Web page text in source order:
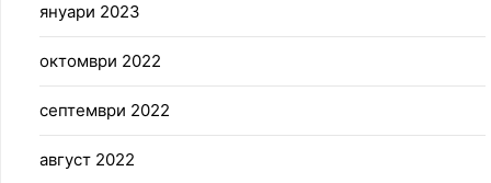
януари 2023
октомври 2022
септември 2022
август 2022